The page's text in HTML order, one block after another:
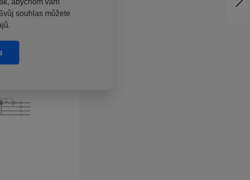
souhlas můžete